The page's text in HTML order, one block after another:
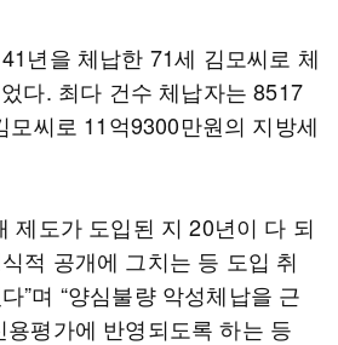
년을 체납한 71세 김모씨로 체
다. 최다 건수 체납자는 8517
모씨로 11억9300만원의 지방세
제도가 도입된 지 20년이 다 되
적 공개에 그치는 등 도입 취
”며 “양심불량 악성체납을 근
용평가에 반영되도록 하는 등